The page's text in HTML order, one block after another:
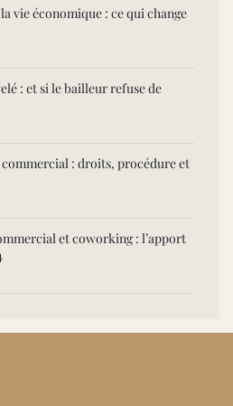
vie économique : ce qui change
: et si le bailleur refuse de
: droits, procédure et
et coworking : l’apport